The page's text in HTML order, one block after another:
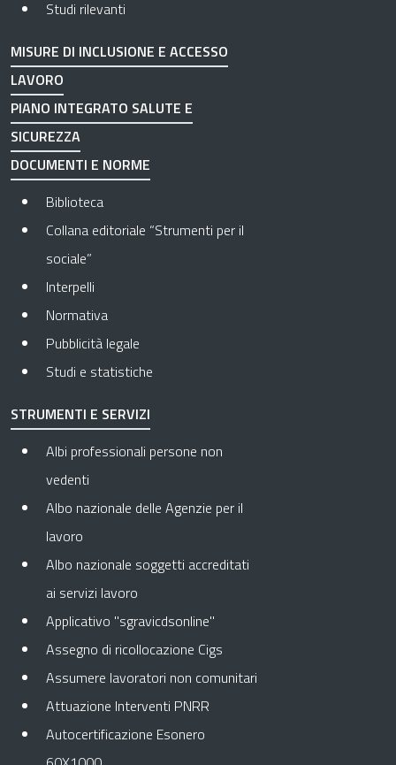
Studi rilevanti
MISURE DI INCLUSIONE E ACCESSO
LAVORO
PIANO INTEGRATO SALUTE E
SICUREZZA
DOCUMENTI E NORME
Biblioteca
Collana editoriale “Strumenti per il
sociale”
Interpelli
Normativa
Pubblicità legale
Studi e statistiche
STRUMENTI E SERVIZI
Albi professionali persone non
vedenti
Albo nazionale delle Agenzie per il
lavoro
Albo nazionale soggetti accreditati
ai servizi lavoro
Applicativo "sgravicdsonline"
Assegno di ricollocazione Cigs
Assumere lavoratori non comunitari
Attuazione Interventi PNRR
Autocertificazione Esonero